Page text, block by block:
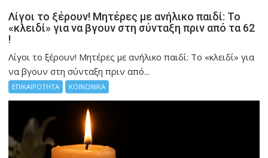
Λίγοι το ξέρουν! Μητέρες με ανήλικο παιδί: Το
«κλειδί» για να βγουν στη σύνταξη πριν από τα 62
!
Λίγοι το ξέρουν! Μητέρες με ανήλικο παιδί: Το «κλειδί» για
να βγουν στη σύνταξη πριν από...
ΕΠΙΚΑΙΡΟΤΗΤΑ ΚΟΙΝΩΝΙΚΑ